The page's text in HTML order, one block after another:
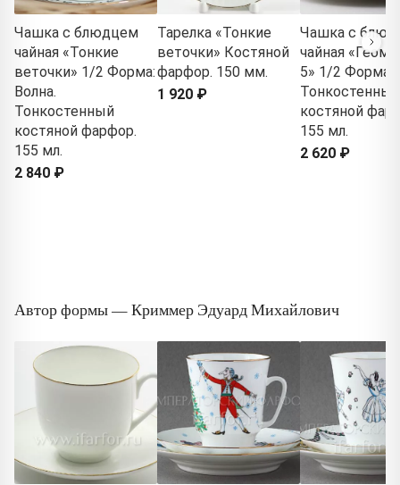
Чашка с блюдцем
чайная «Тонкие
веточки» 1/2 Форма:
Волна.
Тонкостенный
костяной фарфор.
155 мл.
2 840 ₽
Тарелка «Тонкие
веточки» Костяной
фарфор. 150 мм.
1 920 ₽
Чашка с
чайная
5» 1/2 Форма:
Тонкостенный
костяной
155 мл.
2 620 ₽
Автор формы — Криммер Эдуард Михайлович